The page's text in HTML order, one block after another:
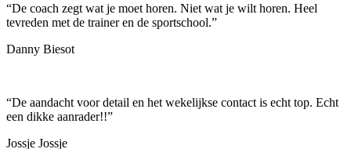
“De coach zegt wat je moet horen. Niet wat je wilt horen. Heel
tevreden met de trainer en de sportschool.”
Danny Biesot
“De aandacht voor detail en het wekelijkse contact is echt top. Echt
een dikke aanrader!!”
Jossje Jossje